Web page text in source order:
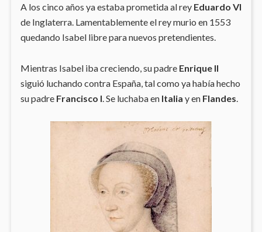
A los cinco años ya estaba prometida al rey Eduardo VI
de Inglaterra. Lamentablemente el rey murio en 1553
quedando Isabel libre para nuevos pretendientes.
Mientras Isabel iba creciendo, su padre Enrique II
siguió luchando contra España, tal como ya había hecho
su padreFrancisco I . Se luchaba en Italia y en Flandes